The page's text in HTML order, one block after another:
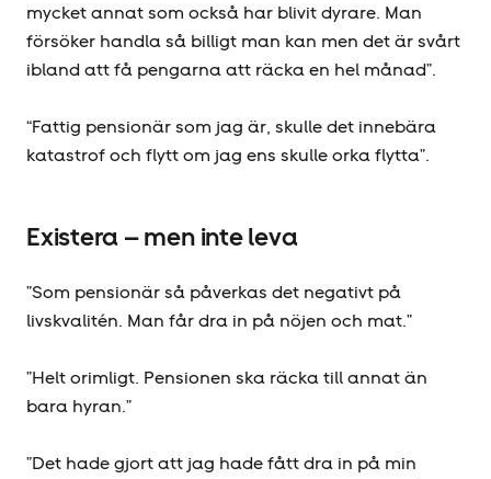
mycket annat som också har blivit dyrare. Man
försöker handla så billigt man kan men det är svårt
ibland att få pengarna att räcka en hel månad”.
“Fattig pensionär som jag är, skulle det innebära
katastrof och flytt om jag ens skulle orka flytta”.
Existera – men inte leva
”Som pensionär så påverkas det negativt på
livskvalitén. Man får dra in på nöjen och mat.”
”Helt orimligt. Pensionen ska räcka till annat än
bara hyran.”
”Det hade gjort att jag hade fått dra in på min